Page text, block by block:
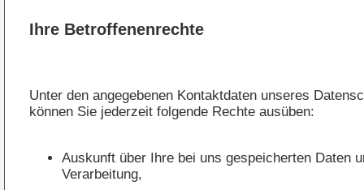
Ihre Betroffenenrechte
Unter den angegebenen Kontaktdaten unseres
können Sie jederzeit folgende Rechte ausüben:
Auskunft über Ihre bei uns gespeicherten Daten
Verarbeitung,